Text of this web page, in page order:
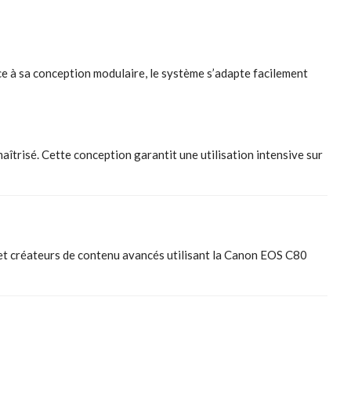
sa conception modulaire, le système s’adapte facilement
Cette conception garantit une utilisation intensive sur
créateurs de contenu avancés utilisant la Canon EOS C80